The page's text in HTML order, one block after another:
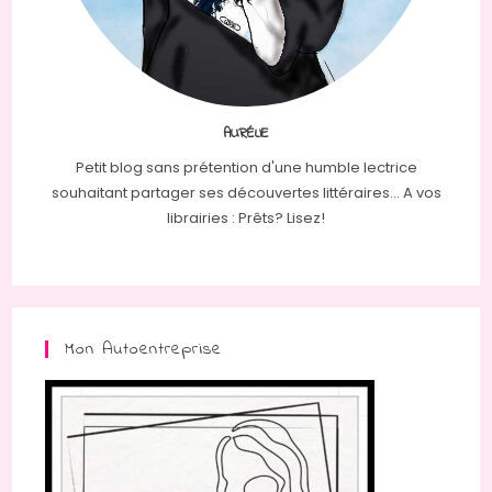
AURÉLIE
Petit blog sans prétention d'une humble lectrice
souhaitant partager ses découvertes littéraires... A vos
librairies : Prêts? Lisez!
Mon Autoentreprise